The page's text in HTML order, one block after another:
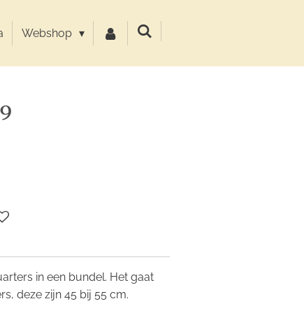
Webshop
in een bundel. Het gaat
deze zijn 45 bij 55 cm.